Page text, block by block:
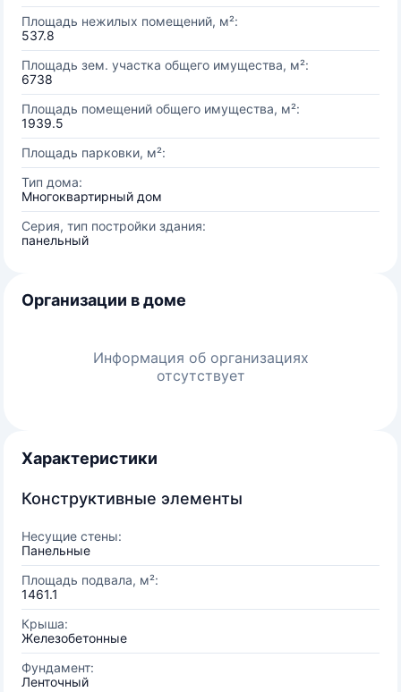
Площадь нежилых помещений, м²:
537.8
Площадь зем. участка общего имущества, м²:
6738
Площадь помещений общего имущества, м²:
1939.5
Площадь парковки, м²:
Тип дома:
Многоквартирный дом
Серия, тип постройки здания:
панельный
Организации в доме
Информация об организациях
отсутствует
Характеристики
Конструктивные элементы
Несущие стены:
Панельные
Площадь подвала, м²:
1461.1
Крыша:
Железобетонные
Фундамент:
Ленточный